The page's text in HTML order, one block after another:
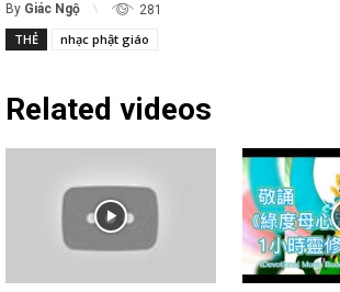
By Giác Ngộ 281
THẺ nhạc phật giáo
Related videos